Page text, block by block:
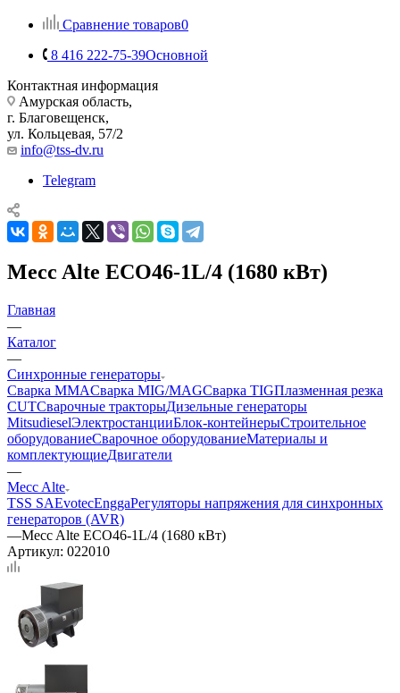
Сравнение товаров0
8 416 222-75-39Основной
Контактная информация
Амурская область,
г. Благовещенск,
ул. Кольцевая, 57/2
info@tss-dv.ru
Telegram
Mecc Alte ECO46-1L/4 (1680 кВт)
Главная
—
Каталог
—
Синхронные генераторы
Сварка MMAСварка MIG/MAGСварка TIGПлазменная резка
CUTСварочные тракторыДизельные генераторы
MitsudieselЭлектростанцииБлок-контейнерыСтроительное
оборудованиеСварочное оборудованиеМатериалы и
комплектующиеДвигатели
—
Mecc Alte
TSS SAEvotecEnggaРегуляторы напряжения для синхронных
генераторов (AVR)
—Mecc Alte ECO46-1L/4 (1680 кВт)
Артикул: 022010